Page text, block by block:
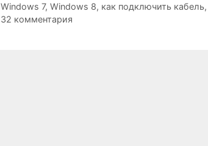
Метки
Windows 7, Windows 8, как подключить кабель,
32 комментария